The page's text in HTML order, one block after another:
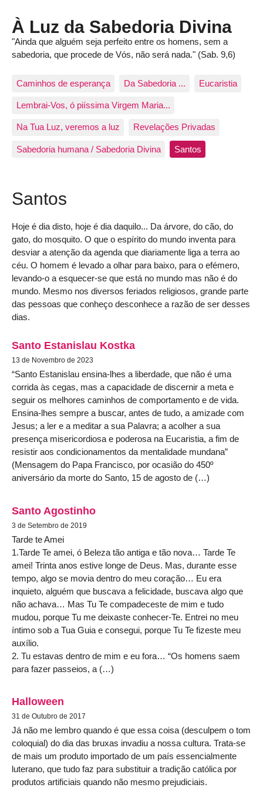
À Luz da Sabedoria Divina
"Ainda que alguém seja perfeito entre os homens, sem a
sabedoria, que procede de Vós, não será nada." (Sab. 9,6)
Caminhos de esperança Da Sabedoria ... Eucaristia
Lembrai-Vos, ó piíssima Virgem Maria...
Na Tua Luz, veremos a luz Revelações Privadas
Sabedoria humana / Sabedoria Divina Santos
Santos
Hoje é dia disto, hoje é dia daquilo... Da árvore, do cão, do
gato, do mosquito. O que o espírito do mundo inventa para
desviar a atenção da agenda que diariamente liga a terra ao
céu. O homem é levado a olhar para baixo, para o efémero,
levando-o a esquecer-se que está no mundo mas não é do
mundo. Mesmo nos diversos feriados religiosos, grande parte
das pessoas que conheço desconhece a razão de ser desses
dias.
Santo Estanislau Kostka
13 de Novembro de 2023
“Santo Estanislau ensina-lhes a liberdade, que não é uma
corrida às cegas, mas a capacidade de discernir a meta e
seguir os melhores caminhos de comportamento e de vida.
Ensina-lhes sempre a buscar, antes de tudo, a amizade com
Jesus; a ler e a meditar a sua Palavra; a acolher a sua
presença misericordiosa e poderosa na Eucaristia, a fim de
resistir aos condicionamentos da mentalidade mundana”
(Mensagem do Papa Francisco, por ocasião do 450º
aniversário da morte do Santo, 15 de agosto de (…)
Santo Agostinho
3 de Setembro de 2019
Tarde te Amei
1.Tarde Te amei, ó Beleza tão antiga e tão nova… Tarde Te
amei! Trinta anos estive longe de Deus. Mas, durante esse
tempo, algo se movia dentro do meu coração… Eu era
inquieto, alguém que buscava a felicidade, buscava algo que
não achava… Mas Tu Te compadeceste de mim e tudo
mudou, porque Tu me deixaste conhecer-Te. Entrei no meu
íntimo sob a Tua Guia e consegui, porque Tu Te fizeste meu
auxílio.
2. Tu estavas dentro de mim e eu fora… “Os homens saem
para fazer passeios, a (…)
Halloween
31 de Outubro de 2017
Já não me lembro quando é que essa coisa (desculpem o tom
coloquial) do dia das bruxas invadiu a nossa cultura. Trata-se
de mais um produto importado de um país essencialmente
luterano, que tudo faz para substituir a tradição católica por
produtos artificiais quando não mesmo prejudiciais.